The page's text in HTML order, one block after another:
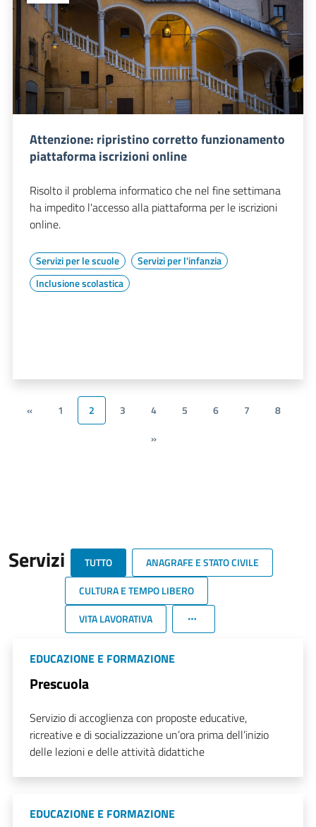
Attenzione: ripristino corretto funzionamento
piattaforma iscrizioni online
Risolto il problema informatico che nel fine settimana
ha impedito l'accesso alla piattaforma per le iscrizioni
online.
Servizi per le scuole
Servizi per l'infanzia
Inclusione scolastica
« 1 2 3 4 5 6 7
8
»
Servizi TUTTO
ANAGRAFE E STATO CIVILE
CULTURA E TEMPO LIBERO
VITA LAVORATIVA
EDUCAZIONE E FORMAZIONE
Prescuola
Servizio di accoglienza con proposte educative,
ricreative e di socializzazione un’ora prima dell’inizio
delle lezioni e delle attività didattiche
EDUCAZIONE E FORMAZIONE